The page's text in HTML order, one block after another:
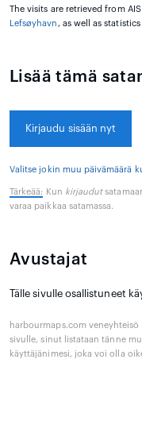
The visits are retrieved from
Lefsøyhavn , as well as
Lisää tämä
Kirjaudu sisään nyt
Valitse jokin muu päivämäärä
Tärkeää: Kun kirjaudut
varaa paikkaa satamassa.
Avustajat
Tälle sivulle osallistuneet
harbourmaps.com
sivulle, sinut listataan tänne
käyttäjänimesi, joka voi olla